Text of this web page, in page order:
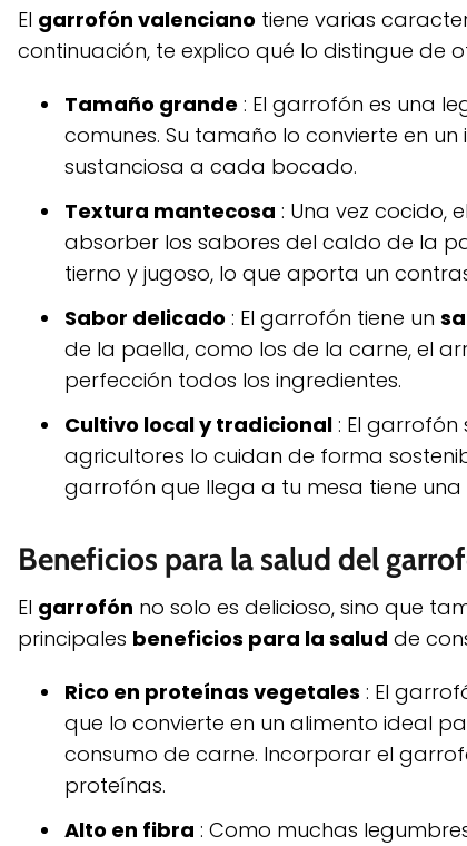
El garrofón valenciano tiene varias
continuación, te explico qué lo distingue de
Tamaño grande : El garrofón es una
comunes. Su tamaño lo convierte en
sustanciosa a cada bocado.
Textura mantecosa : Una vez cocido,
absorber los sabores del caldo de la
tierno y jugoso, lo que aporta un
Sabor delicado : El garrofón tiene un
de la paella, como los de la carne, el
perfección todos los ingredientes.
Cultivo local y tradicional : El
agricultores lo cuidan de forma
garrofón que llega a tu mesa tiene
Beneficios para la salud del
El garrofón no solo es delicioso, sino que
principales beneficios para la salud de
Rico en proteínas vegetales : El
que lo convierte en un alimento ideal
consumo de carne. Incorporar el
proteínas.
Alto en fibra : Como muchas